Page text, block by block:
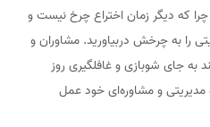
که دیگر زمان اختراع چرخ نیست و
را به چرخش دربیاورید. مشاوران و
به جای شوبازی و غافلگیری روز
مدیریتی و مشاوره‌ای خود عمل